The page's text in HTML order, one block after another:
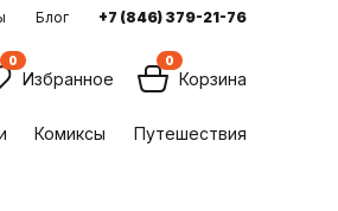
Блог +7 (846) 379-21-76
0
Избранное
0
Корзина
Комиксы Путешествия